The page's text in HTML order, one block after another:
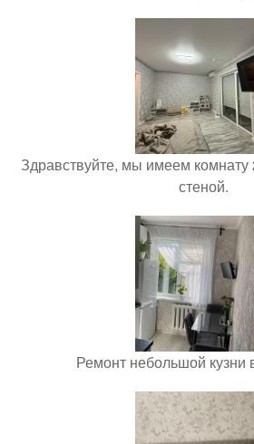
Здравствуйте, мы имеем комнату
стеной.
Ремонт небольшой кузни